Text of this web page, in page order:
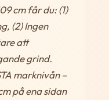
cm får du: (1)
(2) Ingen
att
grind.
marknivån –
på ena sidan